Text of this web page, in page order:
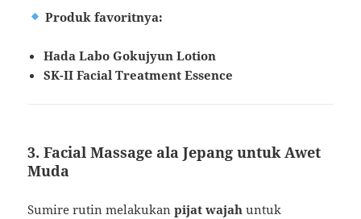
Produk favoritnya:
Hada Labo Gokujyun Lotion
SK-II Facial Treatment Essence
3. Facial Massage ala Jepang untuk Awet
Muda
Sumire rutin melakukanpijat wajah untuk